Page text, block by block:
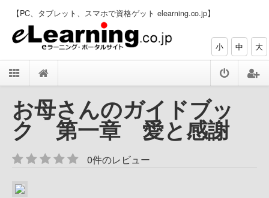
【PC、タブレット、スマホで資格ゲット elearning.co.jp】
小 中 大
お母さんのガイドブッ
ク 第一章 愛と感謝
0件のレビュー